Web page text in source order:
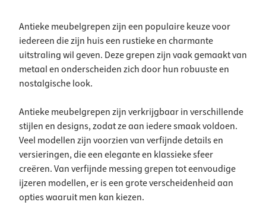
Antieke meubelgrepen zijn een populaire keuze voor
iedereen die zijn huis een rustieke en charmante
uitstraling wil geven. Deze grepen zijn vaak gemaakt van
metaal en onderscheiden zich door hun robuuste en
nostalgische look.
Antieke meubelgrepen zijn verkrijgbaar in verschillende
stijlen en designs, zodat ze aan iedere smaak voldoen.
Veel modellen zijn voorzien van verfijnde details en
versieringen, die een elegante en klassieke sfeer
creëren. Van verfijnde messing grepen tot eenvoudige
ijzeren modellen, er is een grote verscheidenheid aan
opties waaruit men kan kiezen.